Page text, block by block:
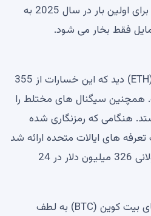
اتریوم (ETH) برای اولین بار برای اولین بار در سال 2025 به
تنها در سه جلسه ، اتریوم (ETH) دید که این خسارات از 355
همچنین سیگنال های مختلط را
هنگامی که رمزنگاری شده
های ایالات متحده ارائه شد
، جلسه 1 اوت موقعیت طولانی 326 میلیون دلار در 24
برای تأمین زمینه ، خرس های بیت کوین (BTC) به لطف